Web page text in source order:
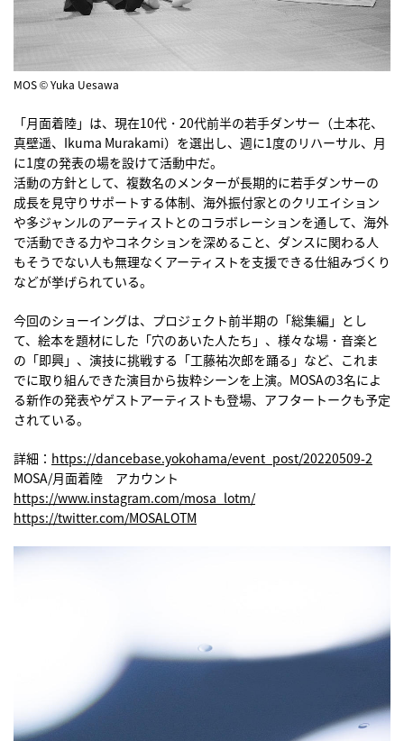
MOS © Yuka Uesawa
「月面着陸」は、現在10代・20代前半の若手ダンサー（土本花、
真壁遥、Ikuma Murakami）を選出し、週に1度のリハーサル、月
に1度の発表の場を設けて活動中だ。
活動の方針として、複数名のメンターが長期的に若手ダンサーの
成長を見守りサポートする体制、海外振付家とのクリエイション
や多ジャンルのアーティストとのコラボレーションを通して、海外
で活動できる力やコネクションを深めること、ダンスに関わる人
もそうでない人も無理なくアーティストを支援できる仕組みづくり
などが挙げられている。
今回のショーイングは、プロジェクト前半期の「総集編」とし
て、絵本を題材にした「穴のあいた人たち」、様々な場・音楽と
の「即興」、演技に挑戦する「工藤祐次郎を踊る」など、これま
でに取り組んできた演目から抜粋シーンを上演。MOSAの3名によ
る新作の発表やゲストアーティストも登場、アフタートークも予定
されている。
詳細： https://dancebase.yokohama/event_post/20220509-2
MOSA/月面着陸 アカウント
https://www.instagram.com/mosa_lotm/
https://twitter.com/MOSALOTM